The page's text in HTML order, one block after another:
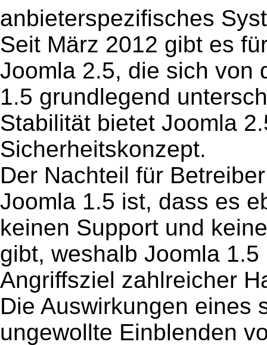
anbieterspezifisches
Seit März 2012 gibt es
Joomla 2.5, die sich von
1.5 grundlegend
Stabilität bietet Joomla
Sicherheitskonzept.
Der Nachteil für
Joomla 1.5 ist, dass es
keinen Support und
gibt, weshalb Joomla
Angriffsziel zahlreicher
Die Auswirkungen eines
ungewollte Einblenden